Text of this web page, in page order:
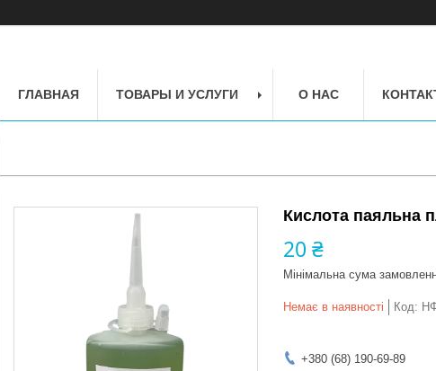
ГЛАВНАЯ ТОВАРЫ И УСЛУГИ О НАС
Кислота паяльна
20 ₴
Мінімальна сума
Немає в наявності Код:
+380 (68) 190-69-89